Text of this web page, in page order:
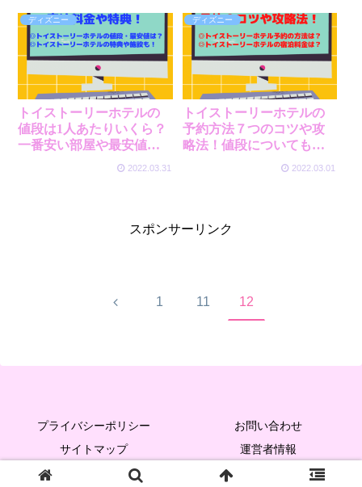
ディズニー
トイストーリーホテルの
値段は1人あたりいくら？
一番安い部屋や最安値も
2022.03.31
ディズニー
トイストーリーホテルの
予約方法７つのコツや攻
略法！値段についてもご
2022.03.01
スポンサーリンク
前 1 11 12
プライバシーポリシー
お問い合わせ
サイトマップ
運営者情報
Copyright © 2023 トラベルコンシェルジュ All Rights Reserved.